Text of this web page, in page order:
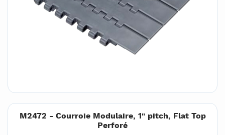
M2472 - Courroie Modulaire, 1" pitch, Flat Top
Perforé